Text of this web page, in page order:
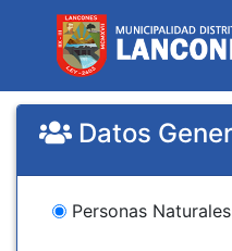
Datos
Personas Naturales